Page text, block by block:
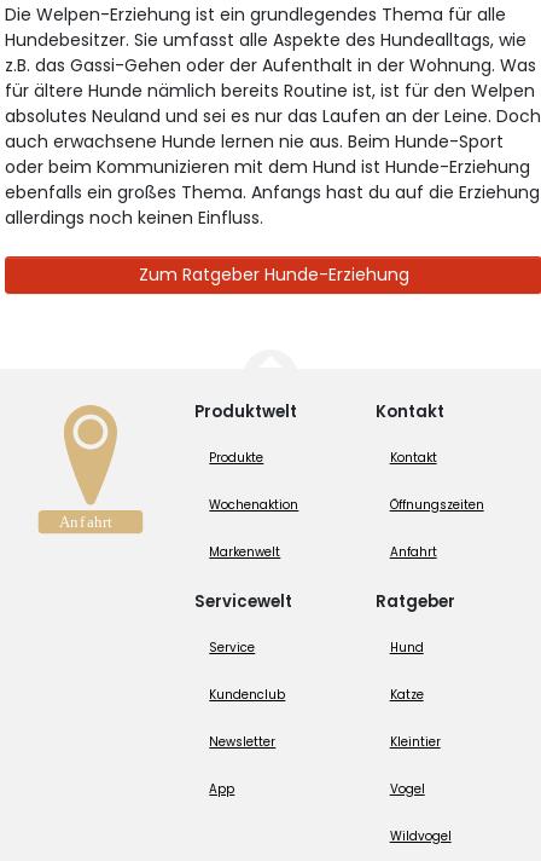
Die Welpen-Erziehung ist ein grundlegendes Thema für alle
Hundebesitzer. Sie umfasst alle Aspekte des Hundealltags, wie
z.B. das Gassi-Gehen oder der Aufenthalt in der Wohnung. Was
für ältere Hunde nämlich bereits Routine ist, ist für den Welpen
absolutes Neuland und sei es nur das Laufen an der Leine. Doch
auch erwachsene Hunde lernen nie aus. Beim Hunde-Sport
oder beim Kommunizieren mit dem Hund ist Hunde-Erziehung
ebenfalls ein großes Thema. Anfangs hast du auf die Erziehung
allerdings noch keinen Einfluss.
Zum Ratgeber Hunde-Erziehung
Produktwelt
Produkte
Wochenaktion
Markenwelt
Servicewelt
Service
Kundenclub
Newsletter
App
Kontakt
Kontakt
Öffnungszeiten
Anfahrt
Ratgeber
Hund
Katze
Kleintier
Vogel
Wildvogel